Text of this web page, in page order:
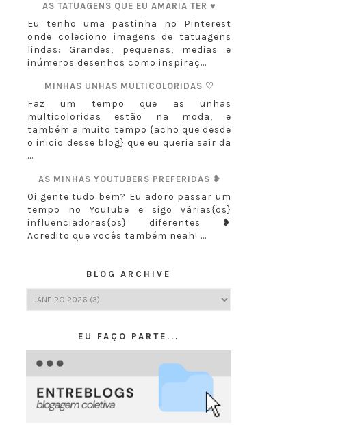
AS TATUAGENS QUE EU AMARIA TER ♥
Eu tenho uma pastinha no Pinterest
onde coleciono imagens de tatuagens
lindas: Grandes, pequenas, medias e
inúmeros desenhos como inspiraç...
MINHAS UNHAS MULTICOLORIDAS ♡
Faz um tempo que as unhas
multicoloridas estão na moda, e
também a muito tempo {acho que desde
o inicio desse blog} que eu queria sair da
...
AS MINHAS YOUTUBERS PREFERIDAS ❥
Oi gente tudo bem? Eu adoro passar um
tempo no YouTube e sigo várias{os}
influenciadoras{os} diferentes ❥
Acredito que vocês também neah! ...
BLOG ARCHIVE
EU FAÇO PARTE...